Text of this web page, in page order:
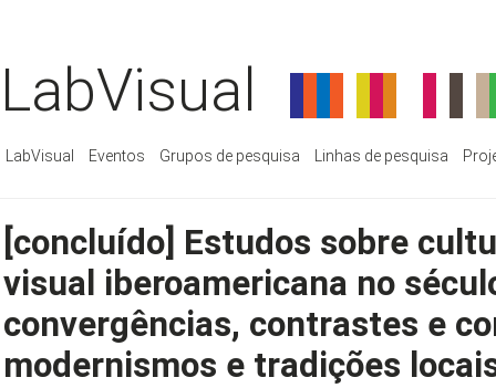
LabVisual
LabVisual Eventos Grupos de pesquisa Linhas de pesquisa
[concluído] Estudos sobre
visual iberoamericana no
convergências, contrastes e
modernismos e tradições